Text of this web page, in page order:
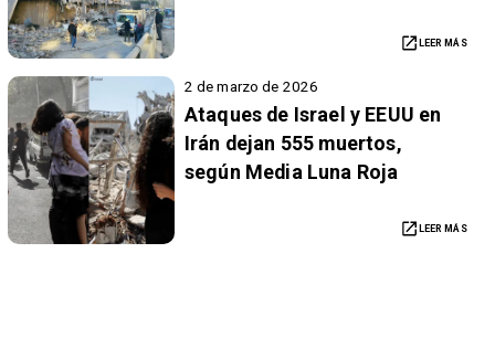
LEER MÁS
2 de marzo de 2026
Ataques de Israel y EEUU en
Irán dejan 555 muertos,
según Media Luna Roja
LEER MÁS